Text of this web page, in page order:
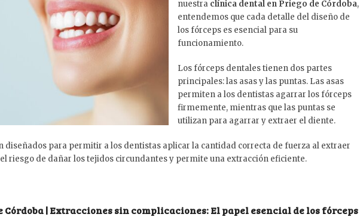
nuestra clínica dental en Priego de Córdoba,
entendemos que cada detalle del diseño de
los fórceps es esencial para su
funcionamiento.
Los fórceps dentales tienen dos partes
principales: las asas y las puntas. Las asas
permiten a los dentistas agarrar los fórceps
firmemente, mientras que las puntas se
utilizan para agarrar y extraer el diente.
diseñados para permitir a los dentistas aplicar la cantidad correcta de fuerza al extraer
riesgo de dañar los tejidos circundantes y permite una extracción eficiente.
Córdoba | Extracciones sin complicaciones: El papel esencial de los fórceps